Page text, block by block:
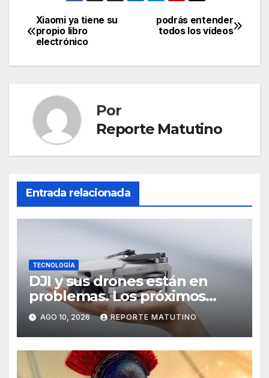
Navegación
de
podrás entender
todos los vídeos
Xiaomi ya tiene su
propio libro
electrónico
Por
Reporte Matutino
Entrada relacionada
TECNOLOGÍA
DJI y sus drones están en
problemas. Los próximos
modelos podrían ser más
difíciles de volar
AGO 10, 2026 REPORTE MATUTINO